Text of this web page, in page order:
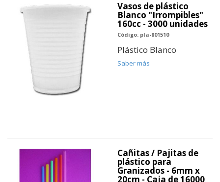
Vasos de plástico
Blanco "Irrompibles"
160cc - 3000 unidades
Código: pla-801510
Plástico Blanco
Saber más
Cañitas / Pajitas de
plástico para
Granizados - 6mm x
20cm - Caja de 16000